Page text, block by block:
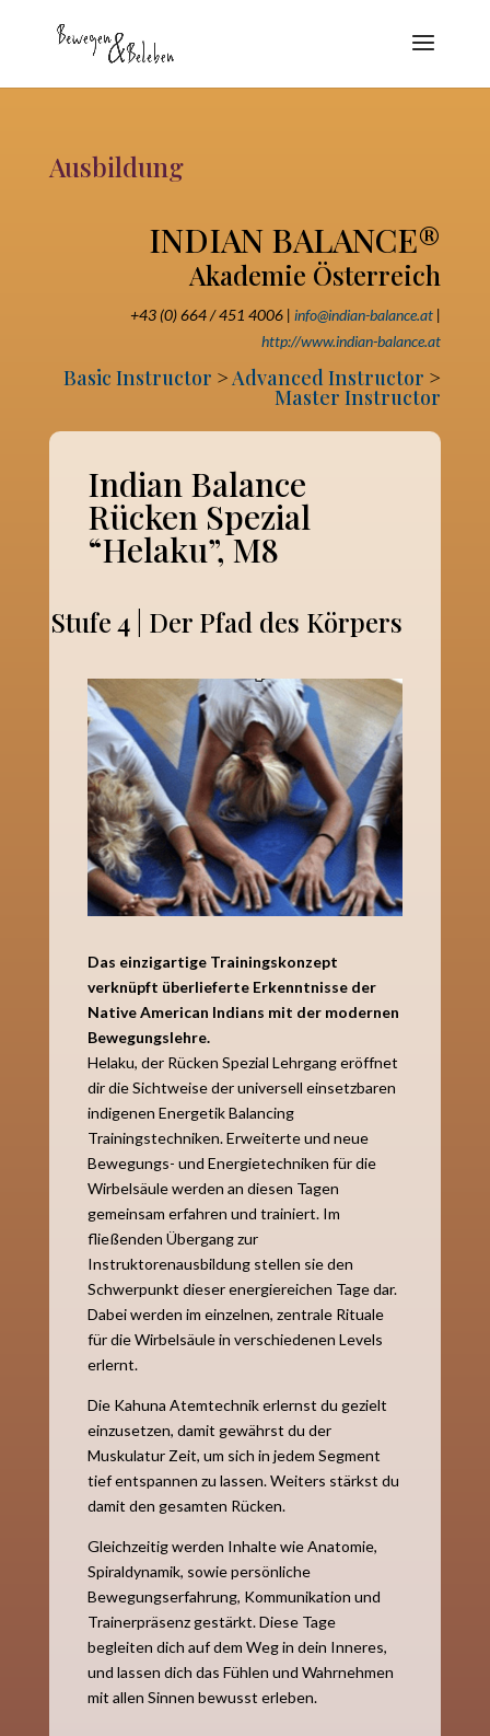
Ausbildung
INDIAN BALANCE®
Akademie Österreich
+43 (0) 664 / 451 4006 |info@indian-balance.at |
http://www.indian-balance.at
Basic Instructor >Advanced Instructor >
Master Instructor
Indian Balance
Rücken Spezial
“Helaku”, M8
Stufe 4 | Der Pfad des Körpers
Das einzigartige Trainingskonzept
verknüpft überlieferte Erkenntnisse der
Native American Indians mit der modernen
Bewegungslehre.
Helaku, der Rücken Spezial Lehrgang eröffnet
dir die Sichtweise der universell einsetzbaren
indigenen Energetik Balancing
Trainingstechniken. Erweiterte und neue
Bewegungs- und Energietechniken für die
Wirbelsäule werden an diesen Tagen
gemeinsam erfahren und trainiert. Im
fließenden Übergang zur
Instruktorenausbildung stellen sie den
Schwerpunkt dieser energiereichen Tage dar.
Dabei werden im einzelnen, zentrale Rituale
für die Wirbelsäule in verschiedenen Levels
erlernt.
Die Kahuna Atemtechnik erlernst du gezielt
einzusetzen, damit gewährst du der
Muskulatur Zeit, um sich in jedem Segment
tief entspannen zu lassen. Weiters stärkst du
damit den gesamten Rücken.
Gleichzeitig werden Inhalte wie Anatomie,
Spiraldynamik, sowie persönliche
Bewegungserfahrung, Kommunikation und
Trainerpräsenz gestärkt. Diese Tage
begleiten dich auf dem Weg in dein Inneres,
und lassen dich das Fühlen und Wahrnehmen
mit allen Sinnen bewusst erleben.